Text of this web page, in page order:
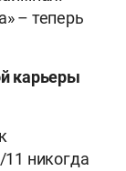
– теперь
карьеры
11 никогда